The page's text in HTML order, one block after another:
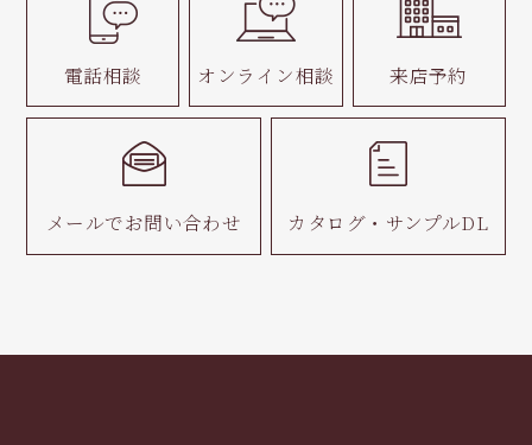
電話相談 オンライン相談 来店予約
メールでお問い合わせ カタログ・ サンプルDL